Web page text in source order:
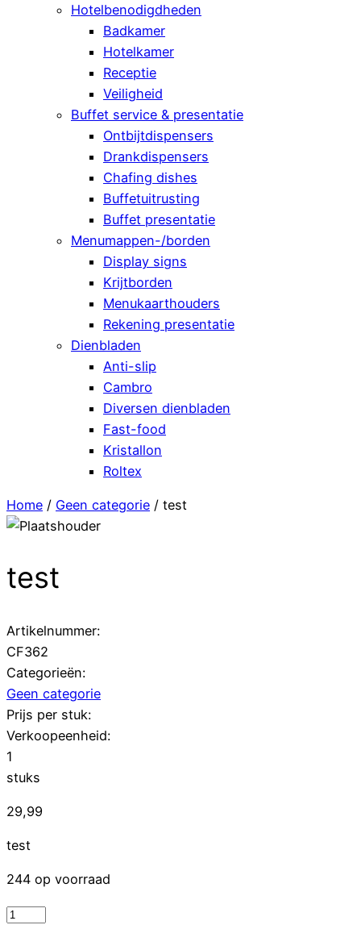
Hotelbenodigdheden
Badkamer
Hotelkamer
Receptie
Veiligheid
Buffet service & presentatie
Ontbijtdispensers
Drankdispensers
Chafing dishes
Buffetuitrusting
Buffet presentatie
Menumappen-/borden
Display signs
Krijtborden
Menukaarthouders
Rekening presentatie
Dienbladen
Anti-slip
Cambro
Diversen dienbladen
Fast-food
Kristallon
Roltex
Home / Geen categorie / test
test
Artikelnummer:
CF362
Categorieën:
Geen categorie
Prijs per stuk:
Verkoopeenheid:
1
stuks
29,99
test
244 op voorraad
test